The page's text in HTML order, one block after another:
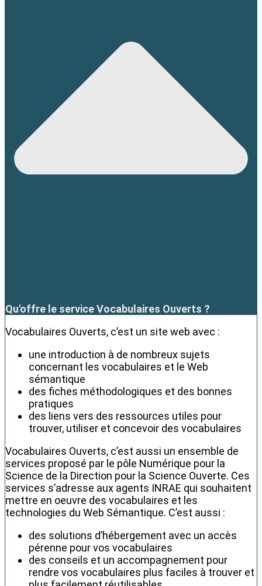
Qu'offre le service Vocabulaires Ouverts ?
Vocabulaires Ouverts, c’est un site web avec :
une introduction à de nombreux sujets
concernant les vocabulaires et le Web
sémantique
des fiches méthodologiques et des bonnes
pratiques
des liens vers des ressources utiles pour
trouver, utiliser et concevoir des vocabulaires
Vocabulaires Ouverts, c’est aussi un ensemble de
services proposé par le pôle Numérique pour la
Science de la Direction pour la Science Ouverte. Ces
services s’adresse aux agents INRAE qui souhaitent
mettre en oeuvre des vocabulaires et les
technologies du Web Sémantique. C’est aussi :
des solutions d’hébergement avec un accès
pérenne pour vos vocabulaires
des conseils et un accompagnement pour
rendre vos vocabulaires plus faciles à trouver et